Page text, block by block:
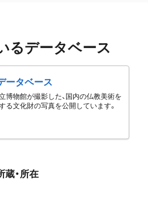
るデータベース
ータベース
博物館が撮影した、国内の仏教美術を
る文化財の写真を公開しています。
蔵・所在